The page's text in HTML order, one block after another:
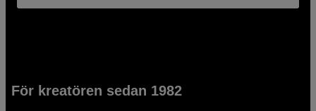
För kreatören sedan 1982